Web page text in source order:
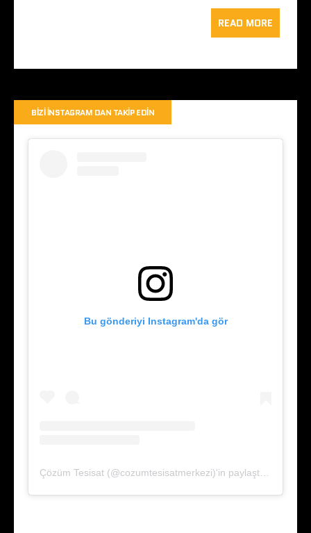
READ MORE
BIZI İNSTAGRAM DAN TAKIP EDIN
Bu gönderiyi Instagram'da gör
Çözüm Tesisat (@cozumtesisatmerkezi)'in paylaştığı bir gönderi